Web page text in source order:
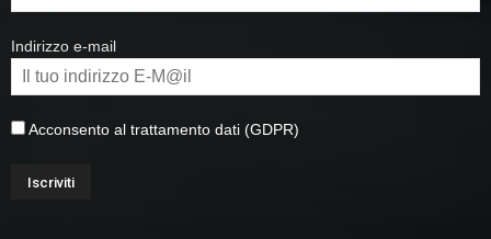
Indirizzo e-mail
Acconsento al trattamento dati (GDPR)